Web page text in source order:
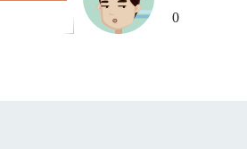
0